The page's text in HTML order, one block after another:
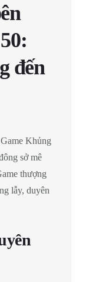
đến
Khủng
sở mê
thượng
lẫy, duyên